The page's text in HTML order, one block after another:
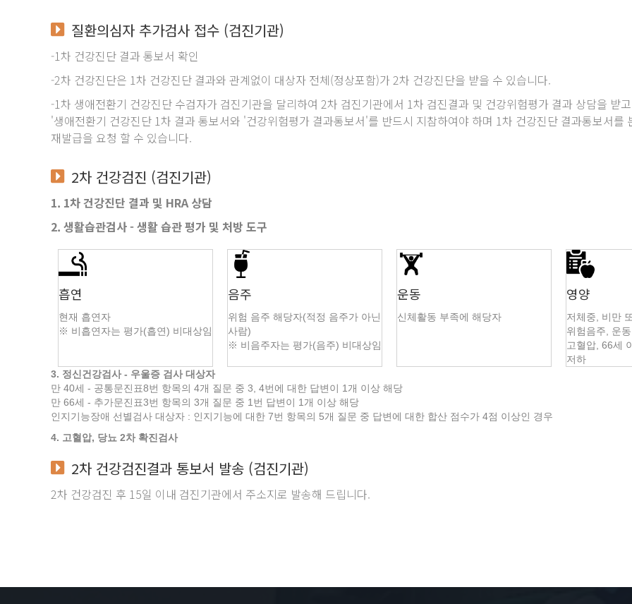
질환의심자 추가검사 접수 (검진기관)
-1차 건강진단 결과 통보서 확인
-2차 건강진단은 1차 건강진단 결과와 관계없이 대상자 전체(정상포함)가 2차 건강진단을 받을 수 있습니다.
-1차 생애전환기 건강진단 수검자가 검진기관을 달리하여 2차 검진기관에서 1차 검진결과 및 건강위험평가 결과 상담을 받
'생애전환기 건강진단 1차 결과 통보서와 '건강위험평가 결과통보서'를 반드시 지참하여야 하며 1차 건강진단 결과통보서를
재발급을 요청 할 수 있습니다.
2차 건강검진 (검진기관)
1. 1차 건강진단 결과 및 HRA 상담
2. 생활습관검사 - 생활 습관 평가 및 처방 도구
흡연
현재 흡연자
※ 비흡연자는 평가(흡연) 비대상임
음주
위험 음주 해당자(적정 음주가 아닌
사람)
※ 비음주자는 평가(음주) 비대상임
운동
신체활동 부족에 해당자
영양
저체중, 비만
위험음주, 운
고혈압, 66세
저하
3. 정신건강검사 - 우울증 검사 대상자
만 40세 - 공통문진표8번 항목의 4개 질문 중 3, 4번에 대한 답변이 1개 이상 해당
만 66세 - 추가문진표3번 항목의 3개 질문 중 1번 답변이 1개 이상 해당
인지기능장애 선별검사 대상자 : 인지기능에 대한 7번 항목의 5개 질문 중 답변에 대한 합산 점수가 4점 이상인 경우
4. 고혈압, 당뇨 2차 확진검사
2차 건강검진결과 통보서 발송 (검진기관)
2차 건강검진 후 15일 이내 검진기관에서 주소지로 발송해 드립니다.